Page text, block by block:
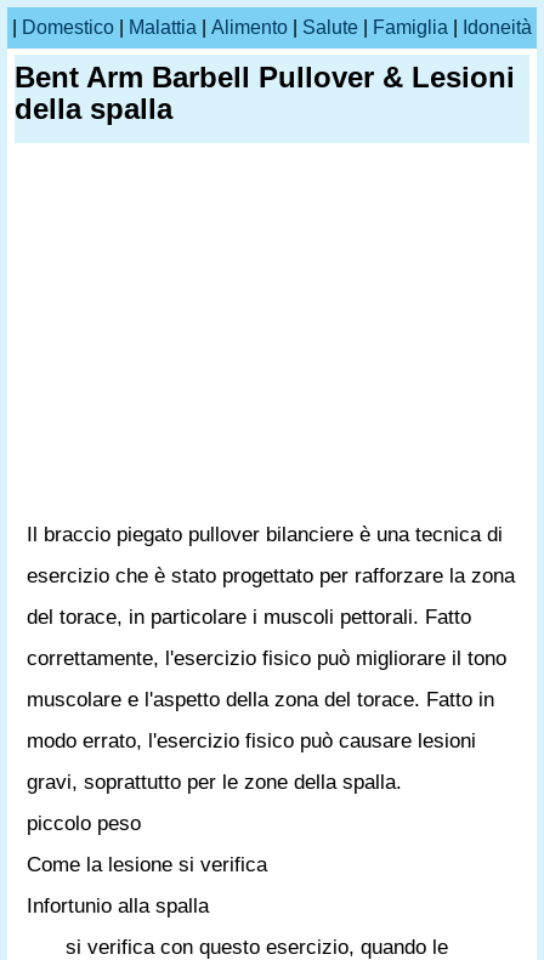
Domestico Malattia Alimento Salute Famiglia Idoneità
Bent Arm Barbell Pullover & Lesioni
della spalla
Il braccio piegato pullover bilanciere è una tecnica di
esercizio che è stato progettato per rafforzare la zona
del torace, in particolare i muscoli pettorali. Fatto
correttamente, l'esercizio fisico può migliorare il tono
muscolare e l'aspetto della zona del torace. Fatto in
modo errato, l'esercizio fisico può causare lesioni
gravi, soprattutto per le zone della spalla.
piccolo peso
Come la lesione si verifica
Infortunio alla spalla
si verifica con questo esercizio, quando le